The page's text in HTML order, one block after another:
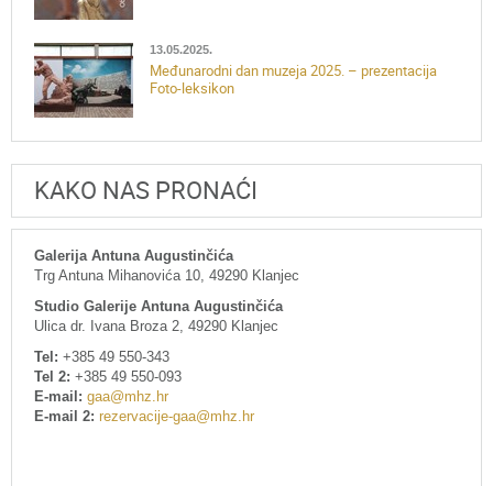
13.05.2025.
Međunarodni dan muzeja 2025. – prezentacija
Foto-leksikon
KAKO NAS PRONAĆI
Galerija Antuna Augustinčića
Trg Antuna Mihanovića 10, 49290 Klanjec
Studio Galerije Antuna Augustinčića
Ulica dr. Ivana Broza 2, 49290 Klanjec
Tel: +385 49 550-343
Tel 2: +385 49 550-093
E-mail: gaa@mhz.hr
E-mail 2: rezervacije-gaa@mhz.hr